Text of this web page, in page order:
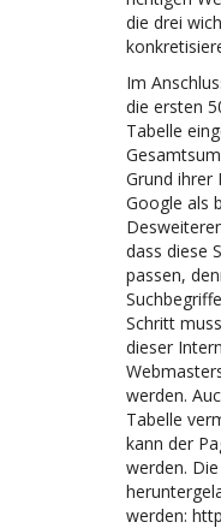
die drei
Im
die ersten
Tabelle
Grund ihrer
Google als
dass diese
passen,
Schritt
dieser
werden.
Tabelle
kann der
werden.
werden: